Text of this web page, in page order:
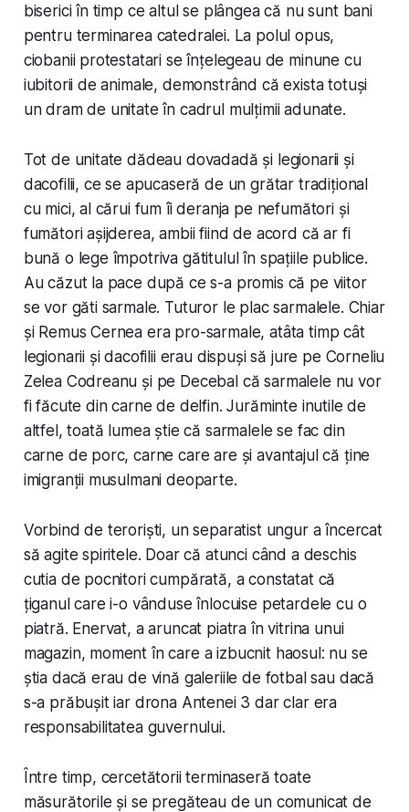
biserici în timp ce altul se plângea că nu sunt bani
pentru terminarea catedralei. La polul opus,
ciobanii protestatari se înțelegeau de minune cu
iubitorii de animale, demonstrând că exista totuși
un dram de unitate în cadrul mulțimii adunate.
Tot de unitate dădeau dovadadă și legionarii și
dacofilii, ce se apucaseră de un grătar tradițional
cu mici, al cărui fum îi deranja pe nefumători și
fumători așijderea, ambii fiind de acord că ar fi
bună o lege împotriva gătitulul în spațiile publice.
Au căzut la pace după ce s-a promis că pe viitor
se vor găti sarmale. Tuturor le plac sarmalele. Chiar
și Remus Cernea era pro-sarmale, atâta timp cât
legionarii și dacofilii erau dispuși să jure pe Corneliu
Zelea Codreanu și pe Decebal că sarmalele nu vor
fi făcute din carne de delfin. Jurăminte inutile de
altfel, toată lumea știe că sarmalele se fac din
carne de porc, carne care are și avantajul că ține
imigranții musulmani deoparte.
Vorbind de teroriști, un separatist ungur a încercat
să agite spiritele. Doar că atunci când a deschis
cutia de pocnitori cumpărată, a constatat că
țiganul care i-o vânduse înlocuise petardele cu o
piatră. Enervat, a aruncat piatra în vitrina unui
magazin, moment în care a izbucnit haosul: nu se
știa dacă erau de vină galeriile de fotbal sau dacă
s-a prăbușit iar drona Antenei 3 dar clar era
responsabilitatea guvernului.
Între timp, cercetătorii terminaseră toate
măsurătorile și se pregăteau de un comunicat de